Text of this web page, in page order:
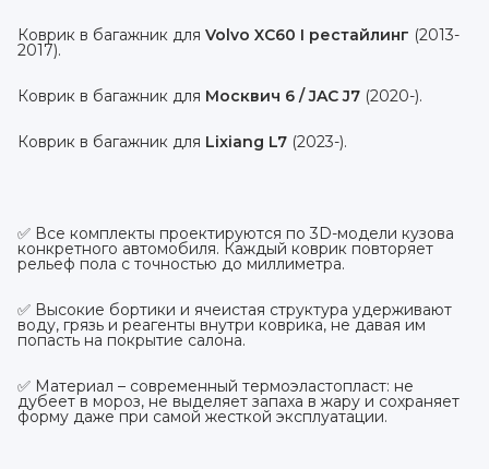
Коврик в багажник для Volvo XC60 I рестайлинг (2013-
2017).
Коврик в багажник для Москвич 6 / JAC J7 (2020-).
Коврик в багажник для Lixiang L7 (2023-).
✅ Все комплекты проектируются по 3D-модели кузова
конкретного автомобиля. Каждый коврик повторяет
рельеф пола с точностью до миллиметра.
✅ Высокие бортики и ячеистая структура удерживают
воду, грязь и реагенты внутри коврика, не давая им
попасть на покрытие салона.
✅ Материал – современный термоэластопласт: не
дубеет в мороз, не выделяет запаха в жару и сохраняет
форму даже при самой жесткой эксплуатации.